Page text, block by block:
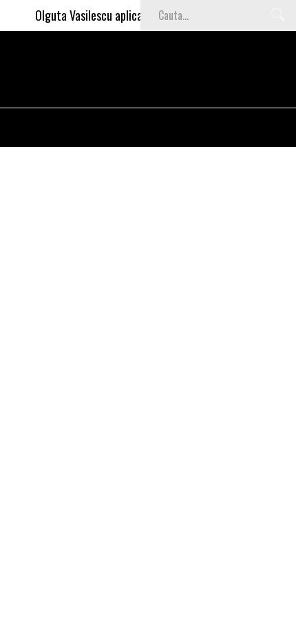
Olguta Vasilescu aplica invataturile lui Nea Marin: